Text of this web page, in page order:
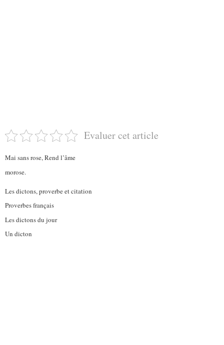
Evaluer cet article
Mai sans rose, Rend l’âme
morose.
Les dictons, proverbe et citation
Proverbes français
Les dictons du jour
Un dicton